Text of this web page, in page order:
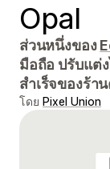
Opal
ส่วนหนึ่งของ
มือถือ ปรับแต่
สำเร็จของร้า
โดย Pixel Union